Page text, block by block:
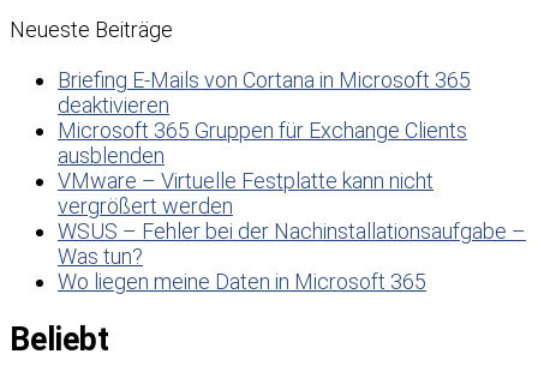
Neueste Beiträge
Briefing E-Mails von Cortana in Microsoft 365
deaktivieren
Microsoft 365 Gruppen für Exchange Clients
ausblenden
VMware – Virtuelle Festplatte kann nicht
vergrößert werden
WSUS – Fehler bei der Nachinstallationsaufgabe –
Was tun?
Wo liegen meine Daten in Microsoft 365
Beliebt